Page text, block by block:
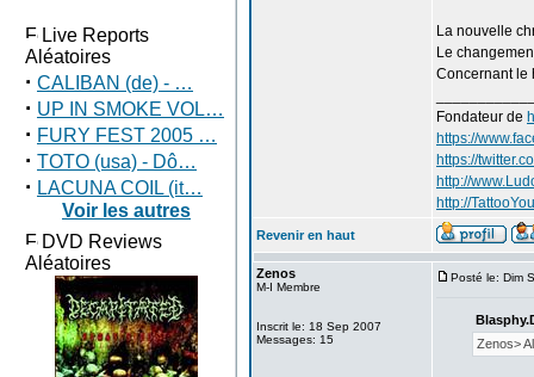
Live Reports
Aléatoires
· CALIBAN (de) - …
· UP IN SMOKE VOL…
· FURY FEST 2005 …
· TOTO (usa) - Dô…
· LACUNA COIL (it…
Voir les autres
DVD Reviews
Aléatoires
La nouvelle
Le
Concernant le
Fondateur de
https://
https://
http://
http://
Revenir en haut
Zenos
M-I Membre
Inscrit le: 18 Sep 2007
Messages: 15
Posté le: Dim
Zenos>